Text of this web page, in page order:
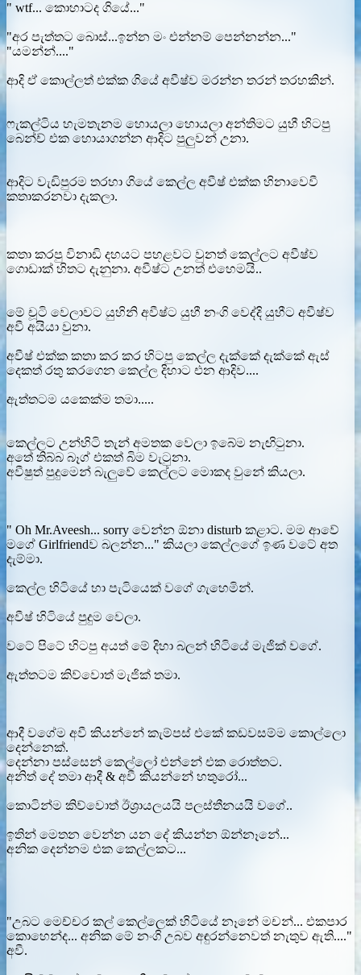
" wtf... කොහාටද ගියේ..."
"අර පැත්තට බොස්...ඉන්න මං එන්නම් පෙන්නන්න..."
"යමන්න්...."
ආදි ඒ කොල්ලත් එක්ක ගියේ අවීෂ්ව මරන්න තරන් තරහකින්.
ෆැකල්ටිය හැමතැනම හොයලා හොයලා අන්තිමට යුහී හිටපු
බෙන්ච් එක හොයාගන්න ආදිට පුලුවන් උනා.
ආදිට වැඩිපුරම තරහා ගියේ කෙල්ල අවීෂ් එක්ක හිනාවෙවී
කතාකරනවා දැකලා.
කතා කරපු විනාඩි දහයට පහළවට වුනත් කෙල්ලට අවීෂ්ව
ගොඩාක් හිතට දැනුනා. අවීෂ්ට උනත් එහෙමයි..
මේ චූටි වෙලාවට යුහිනි අවීෂ්ට යුහී නංගි වෙද්දි යුහීට අවීෂ්ව
අවී අයියා වුනා.
අවීෂ් එක්ක කතා කර කර හිටපු කෙල්ල දැක්කේ දැක්කේ ඇස්
දෙකත් රතු කරගෙන කෙල්ල දිහාට එන ආදිව....
ඇත්තටම යකෙක්ම තමා.....
කෙල්ලට උන්හිටි තැන් අමතක වෙලා ඉබේම නැඟිටුනා.
අතේ තිබ්බ බෑග් එකත් බිම වැටුනා.
අවීෂුත් පුදුමෙන් බැලුවේ කෙල්ලට මොකද වුනේ කියලා.
" Oh Mr.Aveesh... sorry වෙන්න ඕනා disturb කළාට. මම ආවේ
මගේ Girlfriendව බලන්න..." කියලා කෙල්ලගේ ඉණ වටේ අත
දැම්මා.
කෙල්ල හිටියේ හා පැටියෙක් වගේ ගැහෙමින්.
අවීෂ් හිටියේ පුදුම වෙලා.
වටේ පිටේ හිටපු අයත් මේ දිහා බලන් හිටියේ මැජික් වගේ.
ඇත්තටම කිව්වොත් මැජික් තමා.
ආදී වගේම අවී කියන්නේ කැම්පස් එකේ කඩවසම්ම කොල්ලො
දෙන්නෙක්.
දෙන්නා පස්සෙන් කෙල්ලෝ එන්නේ එක රොත්තට.
අනිත් දේ තමා ආදී & අවී කියන්නේ හතුරෝ...
කොටින්ම කිව්වොත් ඊශ්‍රායලයයි පලස්තීනයයි වගේ..
ඉතින් මෙතන වෙන්න යන දේ කියන්න ඕන්නෑනේ...
අනික දෙන්නම එක කෙල්ලකට...
"උබට මෙච්චර කල් කෙල්ලෙක් හිටියේ නෑනේ මචන්... එකපාර
කොහෙන්ද... අනික මේ නංගි උබව අඳුරන්නෙවත් නැතුව ඇති...."
අවී.